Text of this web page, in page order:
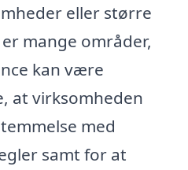
eller større
mange områder,
kan være
at virksomheden
med
samt for at